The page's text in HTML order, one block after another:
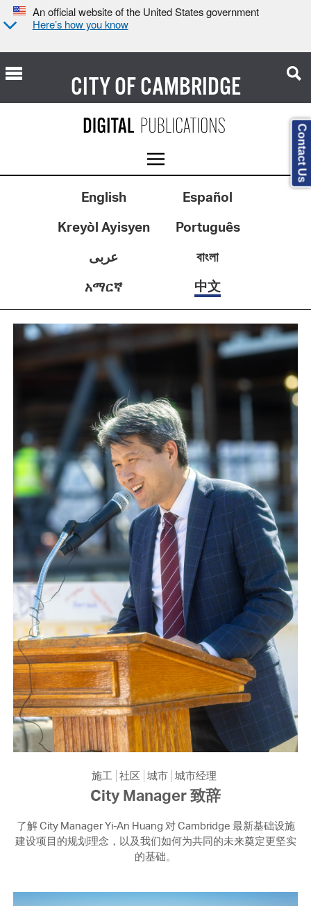
An official website of the United States government
Here’s how you know
CITY OFCAMBRIDGE
English
Español
Kreyòl Ayisyen
Português
عربى
বাংলা
አማርኛ
中文
施工 社区 城市 城市经理
City Manager 致辞
了解 City Manager Yi-An Huang 对 Cambridge 最新基础设施
建设项目的规划理念，以及我们如何为共同的未来奠定更坚实
的基础。
Contact Us